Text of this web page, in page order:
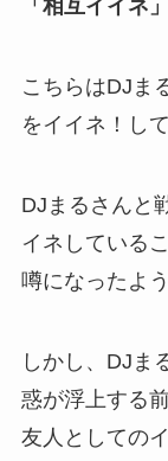
「相互イイネ」
こちらはDJま
をイイネ！し
DJまるさんと
イネしている
噂になったよう
しかし、DJま
惑が浮上する
友人としての